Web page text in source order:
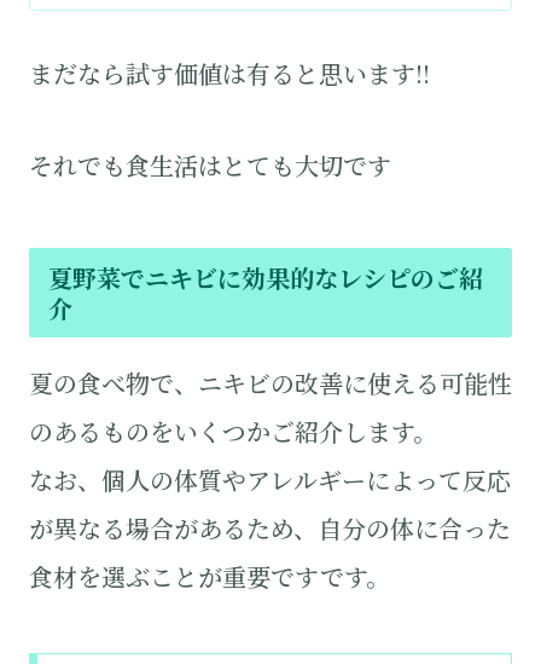
まだなら試す価値は有ると思います!!
それでも食生活はとても大切です
夏野菜でニキビに効果的なレシピのご紹
介
夏の食べ物で、ニキビの改善に使える可能性
のあるものをいくつかご紹介します。
なお、個人の体質やアレルギーによって反応
が異なる場合があるため、自分の体に合った
食材を選ぶことが重要ですです。